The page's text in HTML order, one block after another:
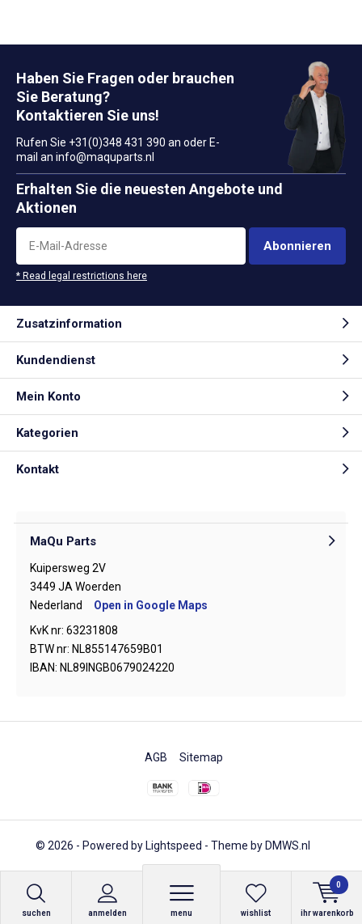
suchen anmelden menu wishlist ihr warenkorb
0
Haben Sie Fragen oder brauchen
Sie Beratung?
Kontaktieren Sie uns!
Rufen Sie +31(0)348 431 390 an oder E-
mail an info@maquparts.nl
Erhalten Sie die neuesten Angebote und
Aktionen
Abonnieren
* Read legal restrictions here
Zusatzinformation
Kundendienst
Mein Konto
Kategorien
Kontakt
MaQu Parts
Kuipersweg 2V
3449 JA Woerden
Nederland
Open in Google Maps
KvK nr: 63231808
BTW nr: NL855147659B01
IBAN: NL89INGB0679024220
© 2026 - Powered by Lightspeed - Theme by DMWS.nl
AGB Sitemap